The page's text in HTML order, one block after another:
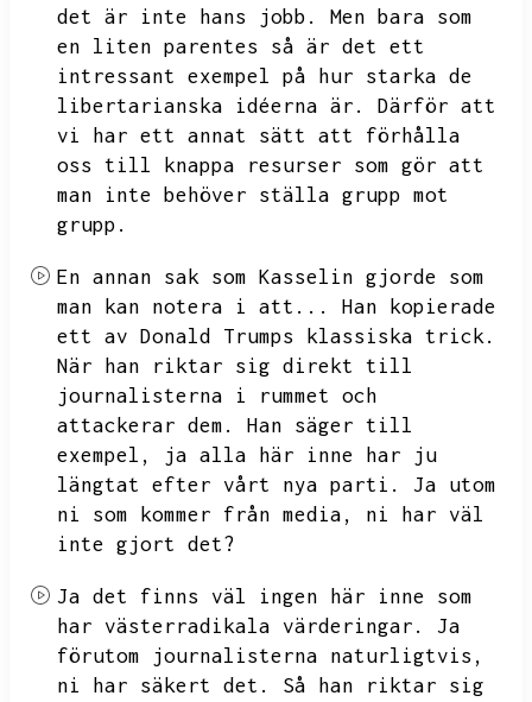
det är inte hans jobb.
Men bara som
en liten parentes så är det ett
intressant exempel på hur starka de
libertarianska idéerna är.
Därför att
vi har ett annat sätt att förhålla
oss till knappa resurser som gör att
man inte behöver ställa grupp mot
grupp.
En annan sak som Kasselin gjorde som
man kan notera i att...
Han kopierade
ett av Donald Trumps klassiska trick.
När han riktar sig direkt till
journalisterna i rummet och
attackerar dem.
Han säger till
exempel,
ja alla här inne har ju
längtat efter vårt nya parti.
Ja utom
ni som kommer från media,
ni har väl
inte gjort det?
Ja det finns väl ingen här inne som
har västerradikala värderingar.
Ja
förutom journalisterna naturligtvis,
ni har säkert det.
Så han riktar sig